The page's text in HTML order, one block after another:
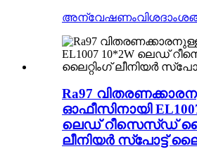
അന്വേഷണം
Ra97
ഓഫീസിനായി
ലെഡ് റീസെസ്ഡ്
ലീനിയർ സ്പോട്ട്